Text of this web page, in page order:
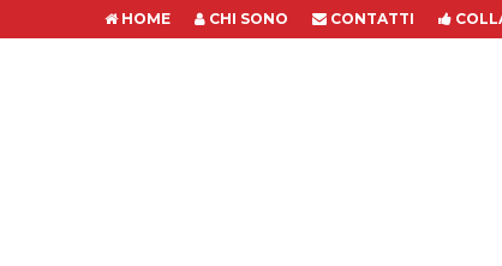
HOME CHI SONO CONTATTI